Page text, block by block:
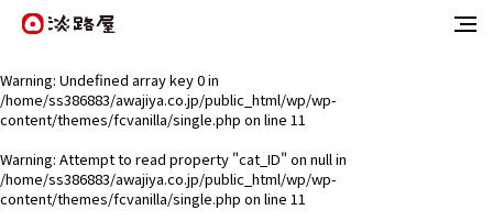
Warning: Undefined array key 0 in
/home/ss386883/awajiya.co.jp/public_html/wp/wp-
content/themes/fcvanilla/single.php on line 11
Warning: Attempt to read property "cat_ID" on null in
/home/ss386883/awajiya.co.jp/public_html/wp/wp-
content/themes/fcvanilla/single.php on line 11